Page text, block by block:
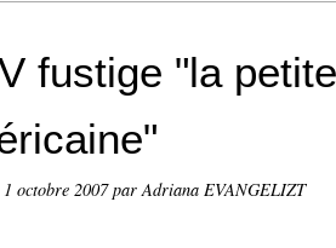
fustige "la
1 octobre 2007par Adriana EVANGELIZT